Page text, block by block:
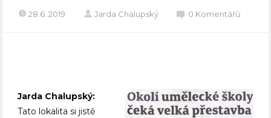
28.6. 2019 Jarda Chalupský 0 Komentářů
Jarda Chalupský:
Tato lokalita si jistě